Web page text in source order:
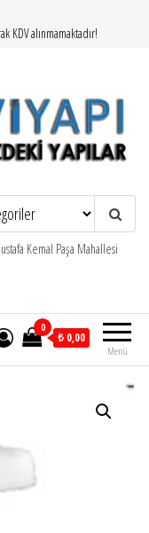
alınmamaktadır!
Kemal Paşa Mahallesi
Menü
0
₺ 0,00